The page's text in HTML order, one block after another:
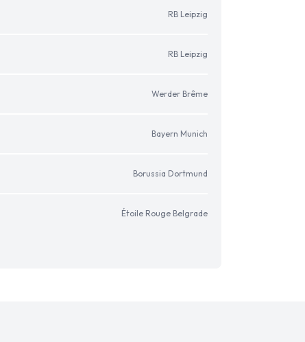
RB Leipzig
RB Leipzig
Werder Brême
Bayern Munich
Borussia Dortmund
Étoile Rouge Belgrade